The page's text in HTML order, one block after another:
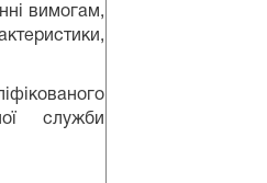
вимогам,
служби